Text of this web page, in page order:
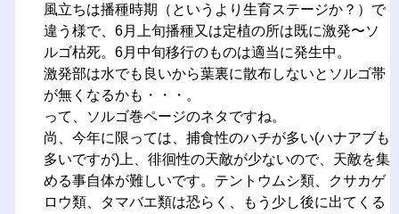
風立ちは播種時期（というより生育ステージか？）で
違う様で、6月上旬播種又は定植の所は既に激発〜ソ
ルゴ枯死。6月中旬移行のものは適当に発生中。
激発部は水でも良いから葉裏に散布しないとソルゴ帯
が無くなるかも・・・。
って、ソルゴ巻ページのネタですね。
尚、今年に限っては、捕食性のハチが多い(ハナアブも
多いですが)上、徘徊性の天敵が少ないので、天敵を集
める事自体が難しいです。テントウムシ類、クサカゲ
ロウ類、タマバエ類は恐らく、もう少し後に出てくる